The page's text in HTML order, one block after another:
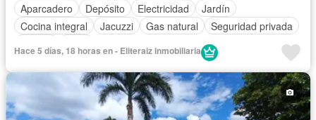
Aparcadero
Depósito Electricidad
Jardín
Cocina integral
Jacuzzi Gas natural
Seguridad privada
Hace 5 días, 18 horas en - Eliteraiz inmobiliaria